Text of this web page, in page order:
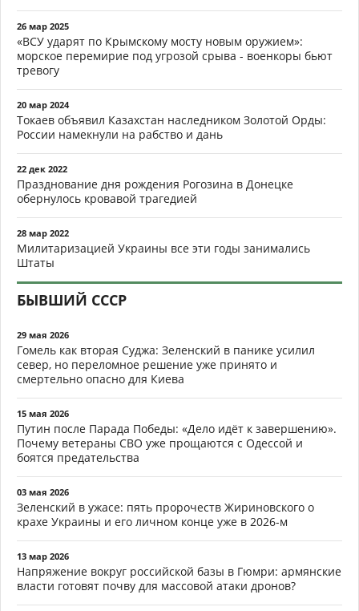
26 мар 2025
«ВСУ ударят по Крымскому мосту новым оружием»:
морское перемирие под угрозой срыва - военкоры бьют
тревогу
20 мар 2024
Токаев объявил Казахстан наследником Золотой Орды:
России намекнули на рабство и дань
22 дек 2022
Празднование дня рождения Рогозина в Донецке
обернулось кровавой трагедией
28 мар 2022
Милитаризацией Украины все эти годы занимались
Штаты
БЫВШИЙ СССР
29 мая 2026
Гомель как вторая Суджа: Зеленский в панике усилил
север, но переломное решение уже принято и
смертельно опасно для Киева
15 мая 2026
Путин после Парада Победы: «Дело идёт к завершению».
Почему ветераны СВО уже прощаются с Одессой и
боятся предательства
03 мая 2026
Зеленский в ужасе: пять пророчеств Жириновского о
крахе Украины и его личном конце уже в 2026-м
13 мар 2026
Напряжение вокруг российской базы в Гюмри: армянские
власти готовят почву для массовой атаки дронов?